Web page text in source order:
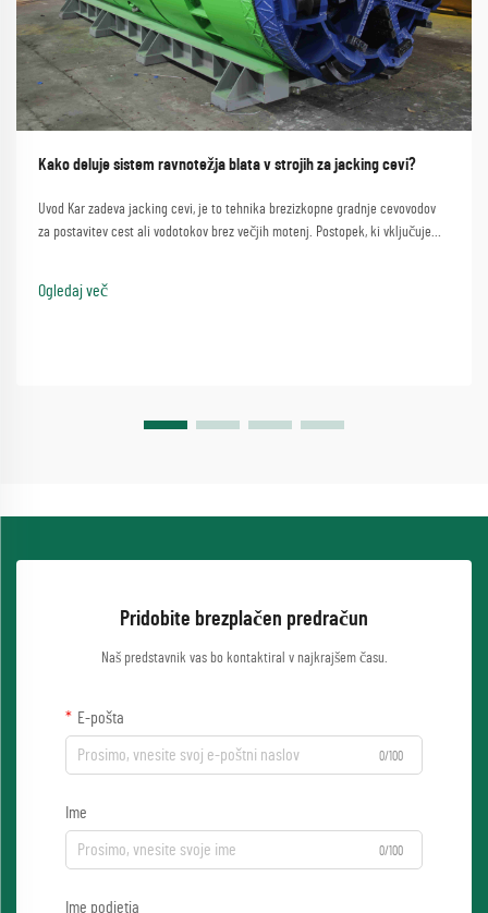
Kako deluje sistem ravnotežja blata v strojih za jacking cevi?
Uvod Kar zadeva jacking cevi, je to tehnika brezizkopne gradnje cevovodov
za postavitev cest ali vodotokov brez večjih motenj. Postopek, ki vključuje
Ogledaj več
Pridobite brezplačen predračun
Naš predstavnik vas bo kontaktiral v najkrajšem času.
E-pošta
0/100
Ime
0/100
Ime podjetja